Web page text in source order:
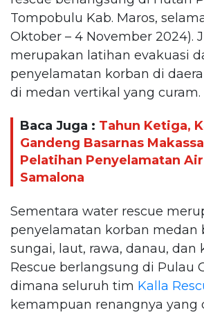
Tompobulu Kab. Maros,
Oktober – 4 November 2024).
merupakan latihan evakuasi
penyelamatan korban di
di medan vertikal yang curam.
Baca Juga : Tahun Ketiga,
Gandeng Basarnas
Pelatihan Penyelamatan
Samalona
Sementara water rescue
penyelamatan korban medan
sungai, laut, rawa, danau, dan
Rescue berlangsung di Pulau
dimana seluruh tim Kalla
kemampuan renangnya yang